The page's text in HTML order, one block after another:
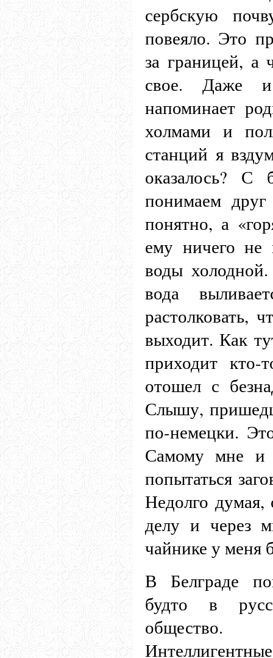
сербскую
повеяло. Это
за границей, а
свое. Даже и
напоминает
холмами и
станций я
оказалось? С
понимаем
понятно, а
ему ничего не
воды
вода
выходит. Как
приходит
отошел с
Слышу,
по-немецки.
Самому мне и
попытаться
Недолго
делу и через
чайнике у меня
В Белграде
будто в
общество.
Интеллигентные